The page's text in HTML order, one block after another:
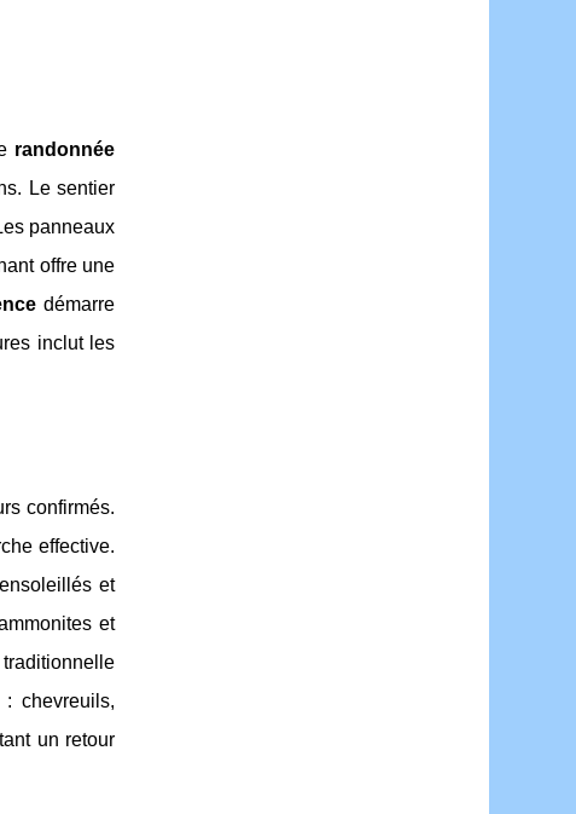
randonnée
Le sentier
panneaux
offre une
démarre
inclut les
confirmés.
effective.
et
et
chevreuils,
un retour